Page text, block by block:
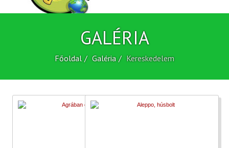
GALÉRIA
Főoldal Galéria Kereskedelem